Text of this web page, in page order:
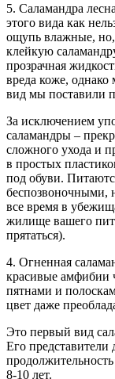
5. Саламандра
этого вида как
ощупь влажные, но,
клейкую
прозрачная
вреда коже,
вид мы поставили
За исключением
саламандры –
сложного ухода и
в простых
под обуви.
беспозвоночными,
все время в
жилище вашего
прятаться).
4. Огненная
красивые амфибии
пятнами и
цвет даже
Это первый вид
Его
8-10 лет.